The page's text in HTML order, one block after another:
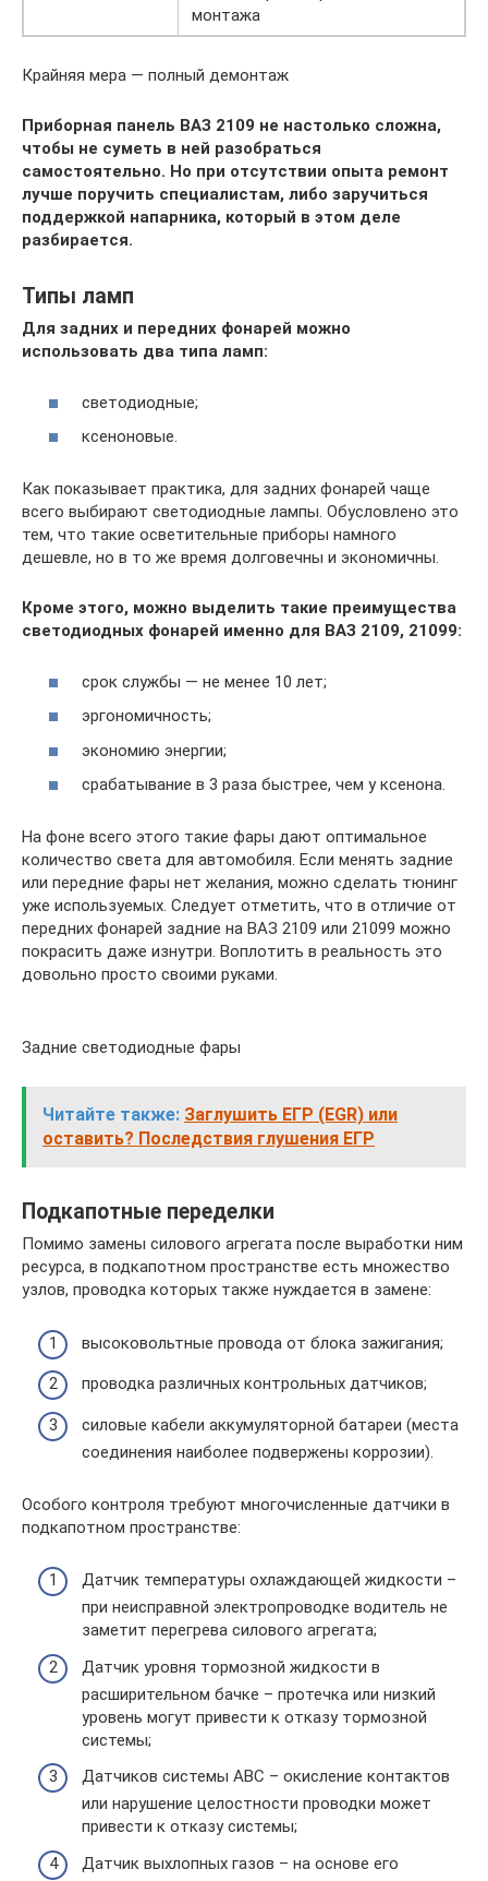
монтажа
Крайняя мера — полный демонтаж
Приборная панель ВАЗ 2109 не настолько сложна,
чтобы не суметь в ней разобраться
самостоятельно. Но при отсутствии опыта ремонт
лучше поручить специалистам, либо заручиться
поддержкой напарника, который в этом деле
разбирается.
Типы ламп
Для задних и передних фонарей можно
использовать два типа ламп:
светодиодные;
ксеноновые.
Как показывает практика, для задних фонарей чаще
всего выбирают светодиодные лампы. Обусловлено это
тем, что такие осветительные приборы намного
дешевле, но в то же время долговечны и экономичны.
Кроме этого, можно выделить такие преимущества
светодиодных фонарей именно для ВАЗ 2109, 21099:
срок службы — не менее 10 лет;
эргономичность;
экономию энергии;
срабатывание в 3 раза быстрее, чем у ксенона.
На фоне всего этого такие фары дают оптимальное
количество света для автомобиля. Если менять задние
или передние фары нет желания, можно сделать тюнинг
уже используемых. Следует отметить, что в отличие от
передних фонарей задние на ВАЗ 2109 или 21099 можно
покрасить даже изнутри. Воплотить в реальность это
довольно просто своими руками.
Задние светодиодные фары
Читайте также: Заглушить ЕГР (EGR) или
оставить? Последствия глушения ЕГР
Подкапотные переделки
Помимо замены силового агрегата после выработки ним
ресурса, в подкапотном пространстве есть множество
узлов, проводка которых также нуждается в замене:
высоковольтные провода от блока зажигания;
проводка различных контрольных датчиков;
силовые кабели аккумуляторной батареи (места
соединения наиболее подвержены коррозии).
Особого контроля требуют многочисленные датчики в
подкапотном пространстве:
Датчик температуры охлаждающей жидкости –
при неисправной электропроводке водитель не
заметит перегрева силового агрегата;
Датчик уровня тормозной жидкости в
расширительном бачке – протечка или низкий
уровень могут привести к отказу тормозной
системы;
Датчиков системы АВС – окисление контактов
или нарушение целостности проводки может
привести к отказу системы;
Датчик выхлопных газов – на основе его